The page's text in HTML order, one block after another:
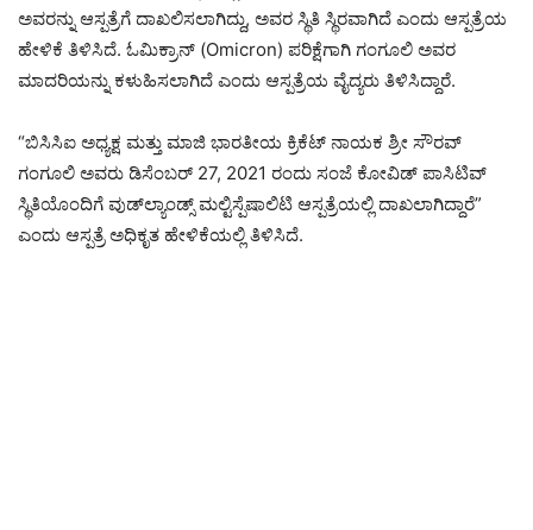
ಅವರನ್ನು ಆಸ್ಪತ್ರೆಗೆ ದಾಖಲಿಸಲಾಗಿದ್ದು, ಅವರ ಸ್ಥಿತಿ ಸ್ಥಿರವಾಗಿದೆ ಎಂದು ಆಸ್ಪತ್ರೆಯ
ಹೇಳಿಕೆ ತಿಳಿಸಿದೆ. ಓಮಿಕ್ರಾನ್ (Omicron) ಪರಿಕ್ಷೆಗಾಗಿ ಗಂಗೂಲಿ ಅವರ
ಮಾದರಿಯನ್ನು ಕಳುಹಿಸಲಾಗಿದೆ ಎಂದು ಆಸ್ಪತ್ರೆಯ ವೈದ್ಯರು ತಿಳಿಸಿದ್ದಾರೆ.
“ಬಿಸಿಸಿಐ ಅಧ್ಯಕ್ಷ ಮತ್ತು ಮಾಜಿ ಭಾರತೀಯ ಕ್ರಿಕೆಟ್ ನಾಯಕ ಶ್ರೀ ಸೌರವ್
ಗಂಗೂಲಿ ಅವರು ಡಿಸೆಂಬರ್ 27, 2021 ರಂದು ಸಂಜೆ ಕೋವಿಡ್ ಪಾಸಿಟಿವ್
ಸ್ಥಿತಿಯೊಂದಿಗೆ ವುಡ್‌ಲ್ಯಾಂಡ್ಸ್ ಮಲ್ಟಿಸ್ಪೆಷಾಲಿಟಿ ಆಸ್ಪತ್ರೆಯಲ್ಲಿ ದಾಖಲಾಗಿದ್ದಾರೆ”
ಎಂದು ಆಸ್ಪತ್ರೆ ಅಧಿಕೃತ ಹೇಳಿಕೆಯಲ್ಲಿ ತಿಳಿಸಿದೆ.